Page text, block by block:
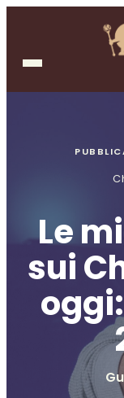
Le
sui